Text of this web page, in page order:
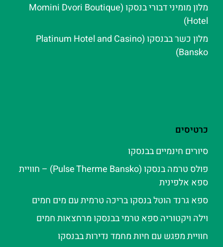
מלון מומיני דבורי בנסקו (Momini Dvori Boutique
Hotel)
מלון כשר בבנסקו (Platinum Hotel and Casino
Bansko)
כרטיסים
סיורים חינמיים בבנסקו
פולס טרמה בנסקו (Pulse Therme Bansko) – חוויית
ספא אלפינית
ספא גרנד הוטל בנסקו בריכה טרמית עם מים חמים
וילה ויקטוריה ספא טרמי בבנסקו מרחצאות חמים
חוויית מפגש עם חיות מחמד נדירות בבנסקו